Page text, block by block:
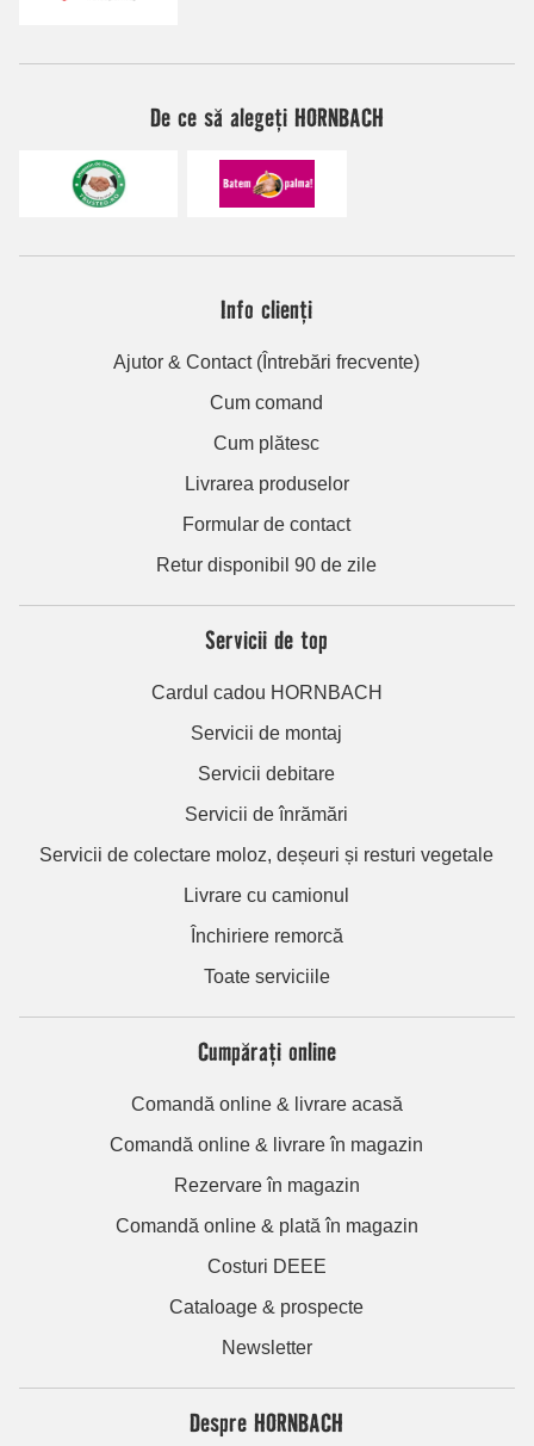
De ce să alegeți HORNBACH
Info clienți
Ajutor & Contact (Întrebări frecvente)
Cum comand
Cum plătesc
Livrarea produselor
Formular de contact
Retur disponibil 90 de zile
Servicii de top
Cardul cadou HORNBACH
Servicii de montaj
Servicii debitare
Servicii de înrămări
Servicii de colectare moloz, deșeuri și resturi vegetale
Livrare cu camionul
Închiriere remorcă
Toate serviciile
Cumpărați online
Comandă online & livrare acasă
Comandă online & livrare în magazin
Rezervare în magazin
Comandă online & plată în magazin
Costuri DEEE
Cataloage & prospecte
Newsletter
Despre HORNBACH